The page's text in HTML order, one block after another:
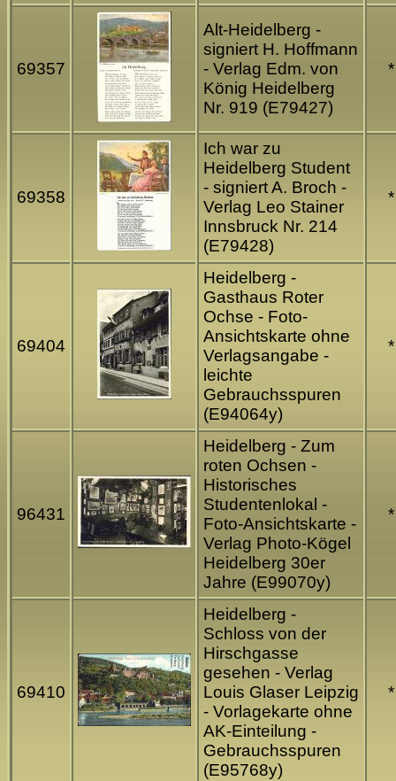
69357
Alt-Heidelberg -
signiert H. Hoffmann
- Verlag Edm. von
König Heidelberg
Nr. 919 (E79427)
*
69358
Ich war zu
Heidelberg Student
- signiert A. Broch -
Verlag Leo Stainer
Innsbruck Nr. 214
(E79428)
*
69404
Heidelberg -
Gasthaus Roter
Ochse - Foto-
Ansichtskarte ohne
Verlagsangabe -
leichte
Gebrauchsspuren
(E94064y)
*
96431
Heidelberg - Zum
roten Ochsen -
Historisches
Studentenlokal -
Foto-Ansichtskarte -
Verlag Photo-Kögel
Heidelberg 30er
Jahre (E99070y)
*
69410
Heidelberg -
Schloss von der
Hirschgasse
gesehen - Verlag
Louis Glaser Leipzig
- Vorlagekarte ohne
AK-Einteilung -
Gebrauchsspuren
(E95768y)
*